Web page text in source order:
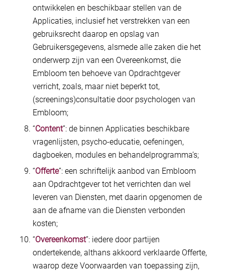
ontwikkelen en beschikbaar stellen van de
Applicaties, inclusief het verstrekken van een
gebruiksrecht daarop en opslag van
Gebruikersgegevens, alsmede alle zaken die het
onderwerp zijn van een Overeenkomst, die
Embloom ten behoeve van Opdrachtgever
verricht, zoals, maar niet beperkt tot,
(screenings)consultatie door psychologen van
Embloom;
“Content”: de binnen Applicaties beschikbare
vragenlijsten, psycho-educatie, oefeningen,
dagboeken, modules en behandelprogramma’s;
“Offerte”: een schriftelijk aanbod van Embloom
aan Opdrachtgever tot het verrichten dan wel
leveren van Diensten, met daarin opgenomen de
aan de afname van die Diensten verbonden
kosten;
“Overeenkomst”: iedere door partijen
ondertekende, althans akkoord verklaarde Offerte,
waarop deze Voorwaarden van toepassing zijn,